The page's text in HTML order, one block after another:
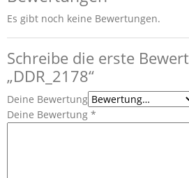
Es gibt noch keine Bewertungen.
Schreibe die erste
„DDR_2178“
Deine Bewertung
Deine Bewertung *